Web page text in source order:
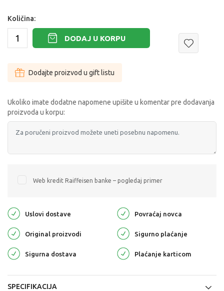
Količina:
DODAJ U KORPU
Dodajte proizvod u gift listu
Ukoliko imate dodatne napomene upišite u komentar pre dodavanja
proizvoda u korpu:
Web kredit Raiffeisen banke – pogledaj primer
Uslovi dostave Povraćaj novca
Original proizvodi Sigurno plaćanje
Sigurna dostava Plaćanje karticom
SPECIFIKACIJA